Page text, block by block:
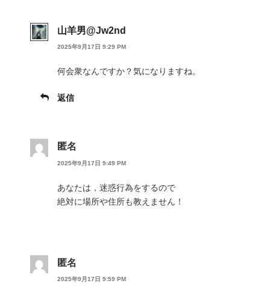
山羊男@Jw2nd
2025年9月17日 9:29 PM
何会衆なんですか？気になりますね。
返信
匿名
2025年9月17日 9:49 PM
あなたは，迷惑行為をするので
絶対に場所や住所も教えません！
匿名
2025年9月17日 9:59 PM